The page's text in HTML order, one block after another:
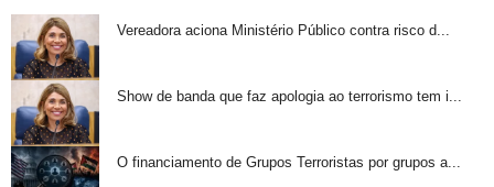
Vereadora aciona Ministério Público contra risco d...
Show de banda que faz apologia ao terrorismo tem i...
O financiamento de Grupos Terroristas por grupos a...